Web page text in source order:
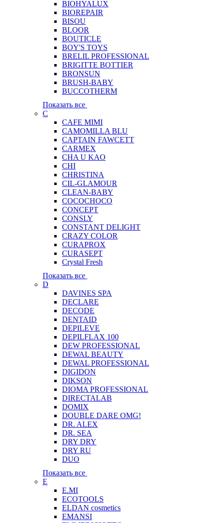
BIOHYALUX
BIOREPAIR
BISOU
BLOOR
BOUTICLE
BOY'S TOYS
BRELIL PROFESSIONAL
BRIGITTE BOTTIER
BRONSUN
BRUSH-BABY
BUCCOTHERM
Показать все
C
CAFE MIMI
CAMOMILLA BLU
CAPTAIN FAWCETT
CARMEX
CHA U KAO
CHI
CHRISTINA
CIL-GLAMOUR
CLEAN-BABY
COCOCHOCO
CONCEPT
CONSLY
CONSTANT DELIGHT
CRAZY COLOR
CURAPROX
CURASEPT
Crystal Fresh
Показать все
D
DAVINES SPA
DECLARE
DECODE
DENTAID
DEPILEVE
DEPILFLAX 100
DEW PROFESSIONAL
DEWAL BEAUTY
DEWAL PROFESSIONAL
DIGIDON
DIKSON
DIOMA PROFESSIONAL
DIRECTALAB
DOMIX
DOUBLE DARE OMG!
DR. ALEX
DR. SEA
DRY DRY
DRY RU
DUO
Показать все
E
E.MI
ECOTOOLS
ELDAN cosmetics
EMANSI